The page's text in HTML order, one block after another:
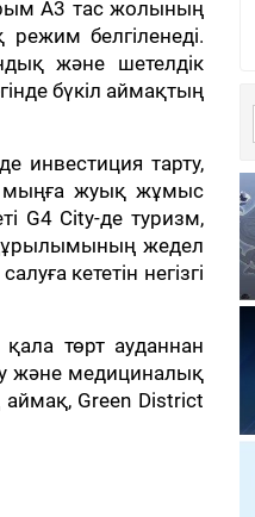
А3 тас жолының
белгіленеді.
және шетелдік
бүкіл аймақтың
инвестиция тарту,
мыңға жуық жұмыс
G4 City-де туризм,
жедел
кететін негізгі
төрт ауданнан
және медициналық
Green District